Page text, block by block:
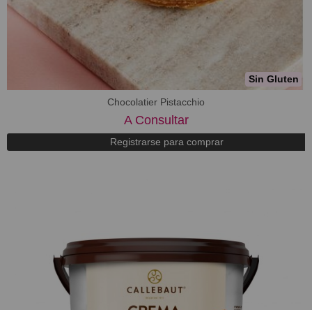
Sin Gluten
Chocolatier Pistacchio
A Consultar
Registrarse para comprar